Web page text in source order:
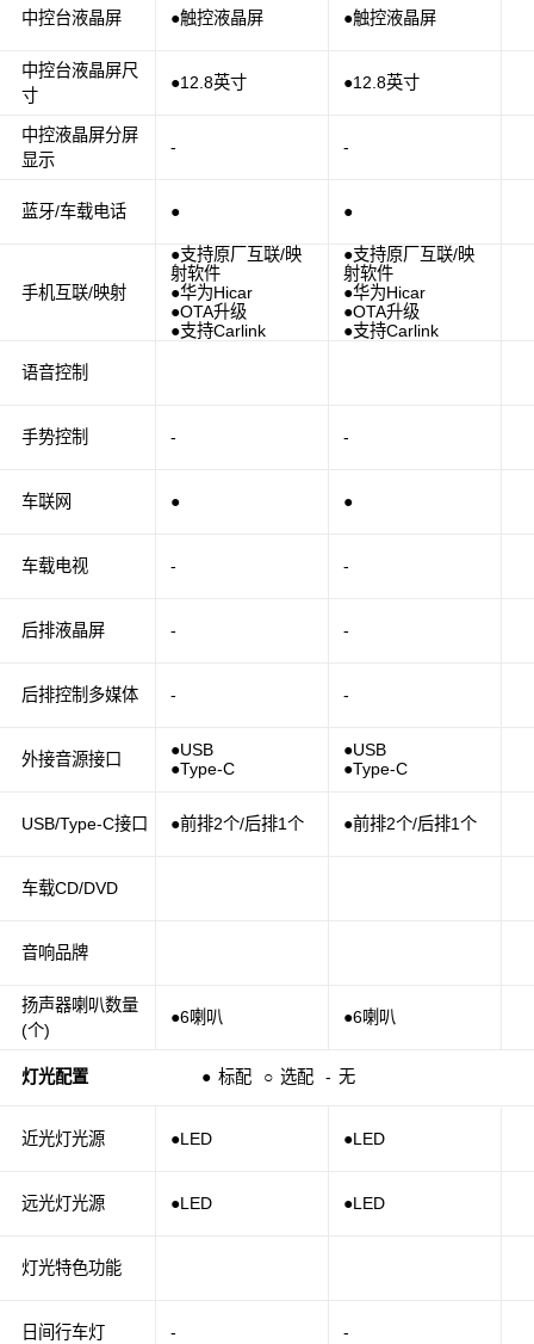
中控台液晶屏
中控台液晶屏尺
寸
中控液晶屏分屏
显示
蓝牙/车载电话
手机互联/映射
语音控制
手势控制
车联网
车载电视
后排液晶屏
后排控制多媒体
外接音源接口
USB/Type-C接口
车载CD/DVD
音响品牌
扬声器喇叭数量
(个)
灯光配置 ● 标配 ○ 选配 - 无
近光灯光源
远光灯光源
灯光特色功能
日间行车灯
●触控液晶屏 ●触控液晶屏
●12.8英寸 ●12.8英寸
- -
● ●
●支持原厂互联/映
射软件
●华为Hicar
●OTA升级
●支持Carlink
●支持原厂互联/映
射软件
●华为Hicar
●OTA升级
●支持Carlink
- -
● ●
- -
- -
- -
●USB
●Type-C
●USB
●Type-C
●前排2个/后排1个 ●前排2个/后排1个
●6喇叭 ●6喇叭
●LED ●LED
●LED ●LED
- -